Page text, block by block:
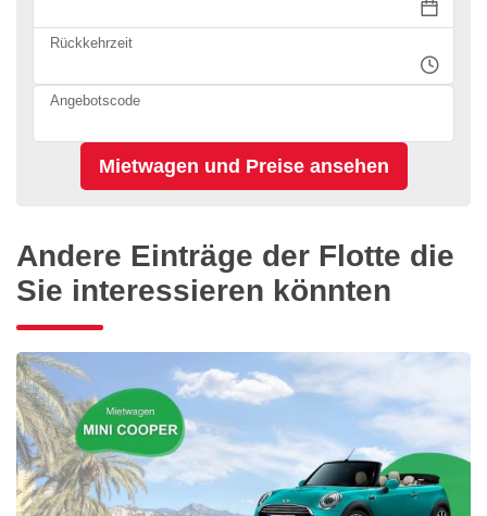
Rückkehrzeit
Angebotscode
Andere Einträge der Flotte die
Sie interessieren könnten